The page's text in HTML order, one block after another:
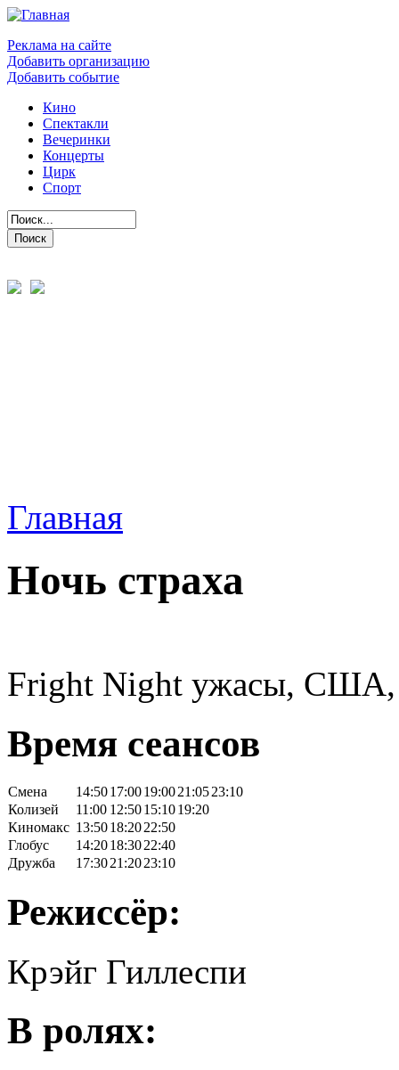
Реклама на сайте
Добавить организацию
Добавить событие
Кино
Спектакли
Вечеринки
Концерты
Цирк
Спорт
Главная
Ночь страха
Fright Night ужасы, США,
Время сеансов
Смена 14:5017:0019:0021:0523:10
Колизей
11:00 12:5015:1019:20
Киномакс 13:5018:2022:50
Глобус
14:2018:3022:40
Дружба
17:3021:2023:10
Режиссёр:
Крэйг Гиллеспи
В ролях: